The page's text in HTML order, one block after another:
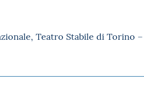
Teatro Stabile di Torino